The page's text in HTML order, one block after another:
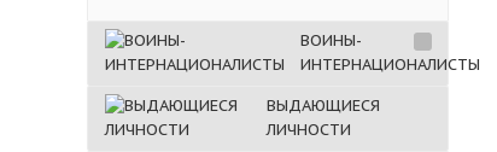
ВОИНЫ-
ИНТЕРНАЦИОНАЛИСТЫ
ВЫДАЮЩИЕСЯ
ЛИЧНОСТИ